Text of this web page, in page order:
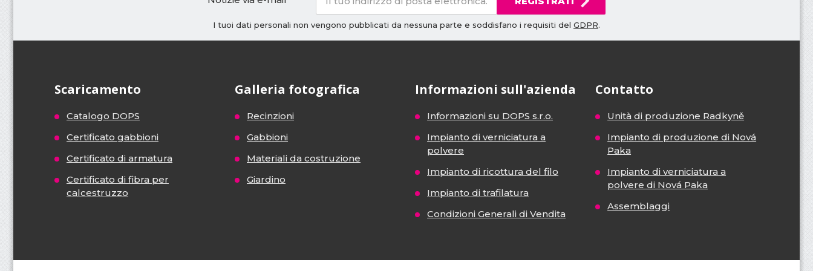
I tuoi dati personali non vengono pubblicati da nessuna parte e soddisfano i requisiti del GDPR.
Scaricamento
Catalogo DOPS
Certificato gabbioni
Certificato di armatura
Certificato di fibra per
calcestruzzo
Galleria fotografica
Recinzioni
Gabbioni
Materiali da costruzione
Giardino
Informazioni sull'azienda
Informazioni su DOPS s.r.o.
Impianto di verniciatura a
polvere
Impianto di ricottura del filo
Impianto di trafilatura
Condizioni Generali di Vendita
Contatto
Unità di produzione Radkyně
Impianto di produzione di Nová
Paka
Impianto di verniciatura a
polvere di Nová Paka
Assemblaggi